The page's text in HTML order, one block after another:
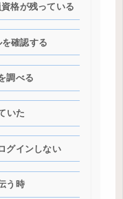
格が残っている
確認する
調べる
いた
グインしない
う時